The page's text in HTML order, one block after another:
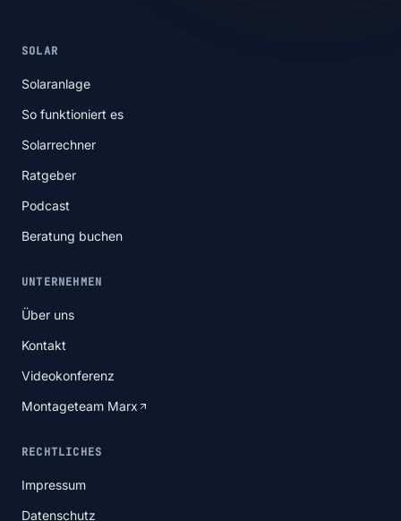
SOLAR
Solaranlage
So funktioniert es
Solarrechner
Ratgeber
Podcast
Beratung buchen
UNTERNEHMEN
Über uns
Kontakt
Videokonferenz
Montageteam Marx
RECHTLICHES
Impressum
Datenschutz